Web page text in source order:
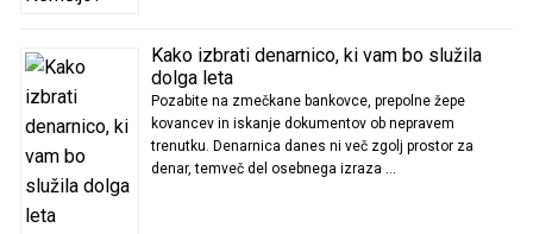
Kako izbrati denarnico, ki vam bo služila
dolga leta
Pozabite na zmečkane bankovce, prepolne žepe
kovancev in iskanje dokumentov ob nepravem
trenutku. Denarnica danes ni več zgolj prostor za
denar, temveč del osebnega izraza …